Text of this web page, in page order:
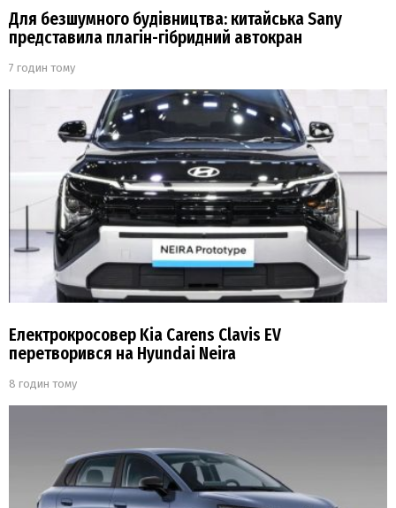
Для безшумного будівництва: китайська Sany
представила плагін-гібридний автокран
7 годин тому
Електрокросовер Kia Carens Clavis EV
перетворився на Hyundai Neira
8 годин тому